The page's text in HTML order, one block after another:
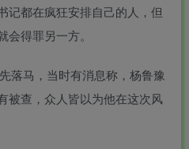
记都在疯狂安排自己的人，但
得罪另一方。
落马，当时有消息称，杨鲁豫
被查，众人皆以为他在这次风